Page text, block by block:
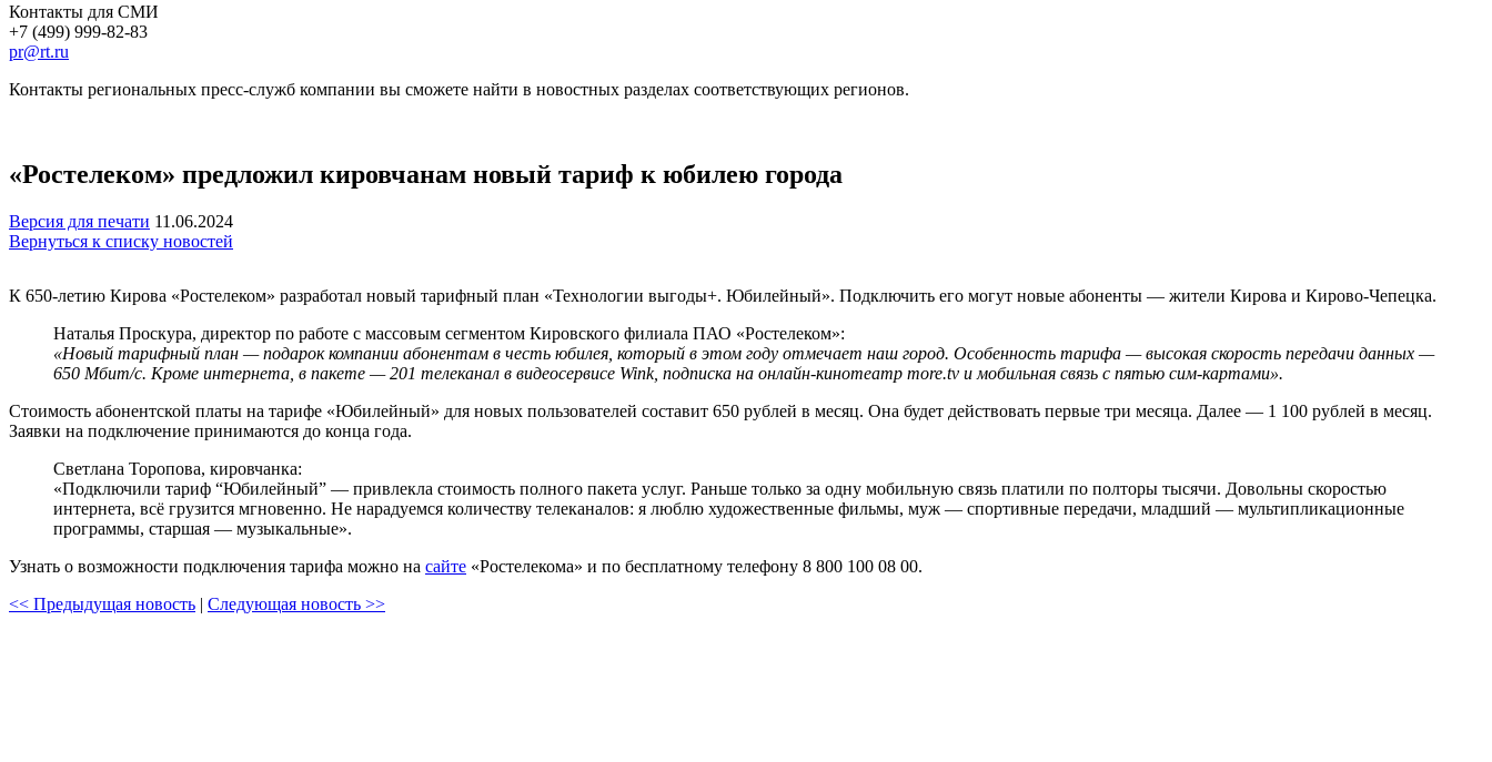
Контакты для СМИ
+7 (499) 999-82-83
pr@rt.ru
Контакты региональных пресс-служб компании вы сможете найти в новостных разделах соответствующих регионов.
«Ростелеком» предложил кировчанам новый тариф к юбилею города
Версия для печати 11.06.2024
Вернуться к списку новостей
К 650-летию Кирова «Ростелеком» разработал новый тарифный план «Технологии выгоды+. Юбилейный». Подключить его могут новые абоненты — жители Кирова и Кирово-Чепецка.
Наталья Проскура, директор по работе с массовым сегментом Кировского филиала ПАО «Ростелеком»:
«Новый тарифный план — подарок компании абонентам в честь юбилея, который в этом году отмечает наш город. Особенность тарифа — высокая скорость передачи данных —
650 Мбит/с. Кроме интернета, в пакете — 201 телеканал в видеосервисе Wink, подписка на онлайн-кинотеатр more.tv и мобильная связь с пятью сим-картами».
Стоимость абонентской платы на тарифе «Юбилейный» для новых пользователей составит 650 рублей в месяц. Она будет действовать первые три месяца. Далее — 1 100 рублей в месяц.
Заявки на подключение принимаются до конца года.
Светлана Торопова, кировчанка:
«Подключили тариф “Юбилейный” — привлекла стоимость полного пакета услуг. Раньше только за одну мобильную связь платили по полторы тысячи. Довольны скоростью
интернета, всё грузится мгновенно. Не нарадуемся количеству телеканалов: я люблю художественные фильмы, муж — спортивные передачи, младший — мультипликационные
программы, старшая — музыкальные».
Узнать о возможности подключения тарифа можно на сайте «Ростелекома» и по бесплатному телефону 8 800 100 08 00.
<< Предыдущая новость | Следующая новость >>